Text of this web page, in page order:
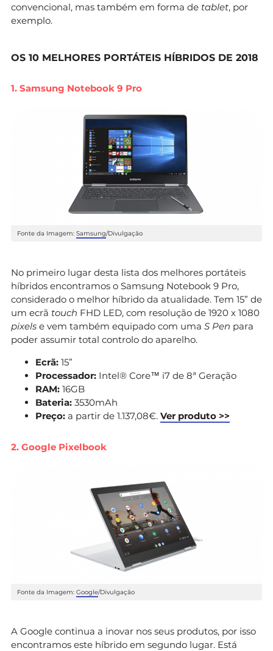
convencional, mas também em forma de tablet, por
exemplo.
OS 10 MELHORES PORTÁTEIS HÍBRIDOS DE 2018
1. Samsung Notebook 9 Pro
Fonte da Imagem: Samsung/Divulgação
No primeiro lugar desta lista dos melhores portáteis
híbridos encontramos o Samsung Notebook 9 Pro,
considerado o melhor híbrido da atualidade. Tem 15” de
um ecrã touch FHD LED, com resolução de 1920 x 1080
pixels e vem também equipado com uma S Pen para
poder assumir total controlo do aparelho.
Ecrã: 15”
Processador: Intel® Core™ i7 de 8ª Geração
RAM: 16GB
Bateria: 3530mAh
Preço: a partir de 1.137,08€. Ver produto >>
2. Google Pixelbook
Fonte da Imagem: Google/Divulgação
A Google continua a inovar nos seus produtos, por isso
encontramos este híbrido em segundo lugar. Está